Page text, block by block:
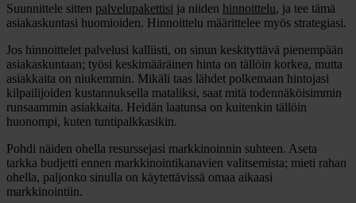
Suunnittele sitten palvelupakettisi ja niiden hinnoittelu, ja tee tämä
asiakaskuntasi huomioiden. Hinnoittelu määrittelee myös strategiasi.
Jos hinnoittelet palvelusi kalliisti, on sinun keskityttävä pienempään
asiakaskuntaan; työsi keskimääräinen hinta on tällöin korkea, mutta
asiakkaita on niukemmin. Mikäli taas lähdet polkemaan hintojasi
kilpailijoiden kustannuksella mataliksi, saat mitä todennäköisimmin
runsaammin asiakkaita. Heidän laatunsa on kuitenkin tällöin
huonompi, kuten tuntipalkkasikin.
Pohdi näiden ohella resurssejasi markkinoinnin suhteen. Aseta
tarkka budjetti ennen markkinointikanavien valitsemista; mieti rahan
ohella, paljonko sinulla on käytettävissä omaa aikaasi
markkinointiin.